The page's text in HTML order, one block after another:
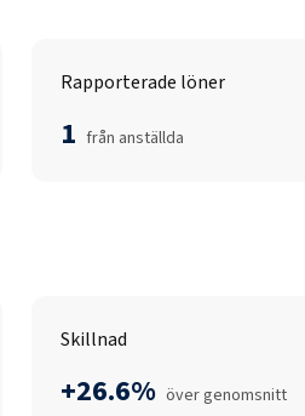
Rapporterade löner
1 från anställda
Skillnad
+26.6% över genomsnitt